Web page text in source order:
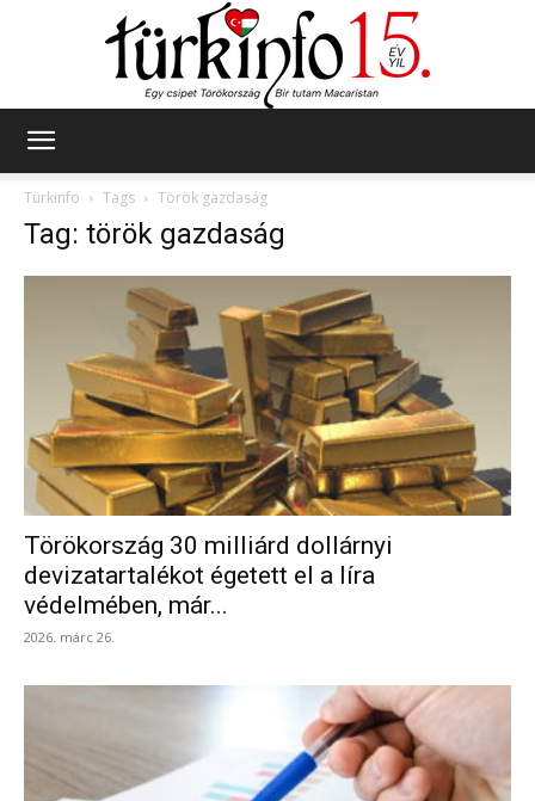
Türkinfo
Tags Török gazdaság
Tag: török gazdaság
Törökország 30 milliárd dollárnyi
devizatartalékot égetett el a líra
védelmében, már...
2026. márc 26.